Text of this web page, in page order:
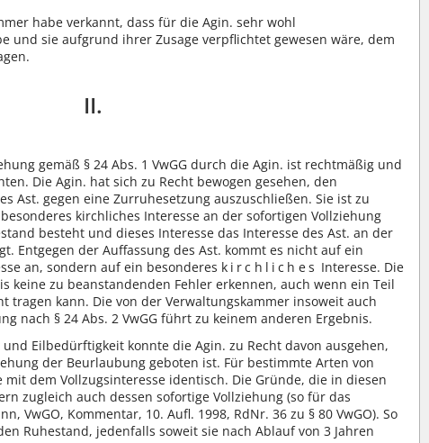
habe verkannt, dass für die Agin. sehr wohl
und sie aufgrund ihrer Zusage verpflichtet gewesen wäre, dem
II.
gemäß § 24 Abs. 1 VwGG durch die Agin. ist rechtmäßig und
Die Agin. hat sich zu Recht bewogen gesehen, den
Ast. gegen eine Zurruhesetzung auszuschließen. Sie ist zu
kirchliches Interesse an der sofortigen Vollziehung
besteht und dieses Interesse das Interesse des Ast. an der
Entgegen der Auffassung des Ast. kommt es nicht auf ein
an, sondern auf ein besonderes kirchliches Interesse. Die
keine zu beanstandenden Fehler erkennen, auch wenn ein Teil
tragen kann. Die von der Verwaltungskammer insoweit auch
nach § 24 Abs. 2 VwGG führt zu keinem anderen Ergebnis.
Eilbedürftigkeit konnte die Agin. zu Recht davon ausgehen,
der Beurlaubung geboten ist. Für bestimmte Arten von
dem Vollzugsinteresse identisch. Die Gründe, die in diesen
zugleich auch dessen sofortige Vollziehung (so für das
VwGO, Kommentar, 10. Aufl. 1998, RdNr. 36 zu § 80 VwGO). So
Ruhestand, jedenfalls soweit sie nach Ablauf von 3 Jahren